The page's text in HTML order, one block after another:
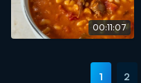
00:11:07
1 2